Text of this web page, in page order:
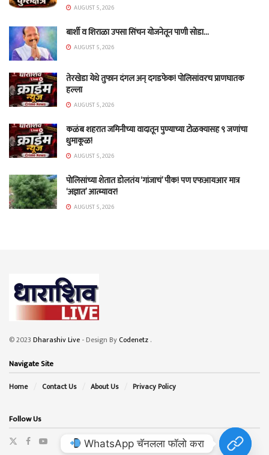
AUGUST 5, 2026
बार्शी व शिराळा उपसा सिंचन योजनेतून पाणी सोडा…
AUGUST 5, 2026
तेरखेडा येथे तुफान दंगल अन् दगडफेक! पोलिसांवरच प्राणघातक
हल्ला
AUGUST 5, 2026
कळंब शहरात जमिनीच्या वादातून पुण्याच्या टोळक्यासह ९ जणांचा
धुमाकूळ!
AUGUST 5, 2026
पोलिसांच्या शेतात डोलतंय ‘गांजाचं’ पीक! पण एफआयआर मात्र
‘अज्ञात’ आत्म्यावर!
AUGUST 5, 2026
© 2023 Dharashiv Live - Design ByCodenetz .
Navigate Site
Home Contact Us About Us Privacy Policy
Follow Us
WhatsApp चॅनलला फॉलो करा